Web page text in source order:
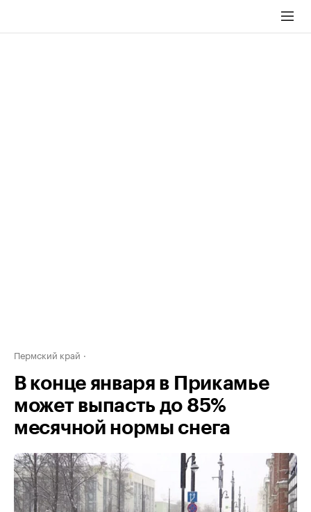
Пермский край
В конце января в Прикамье
может выпасть до 85%
месячной нормы снега